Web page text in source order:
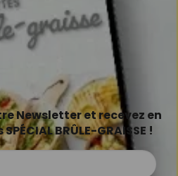
Newsletter et recevez en
BRÛLE-GRAISSE !